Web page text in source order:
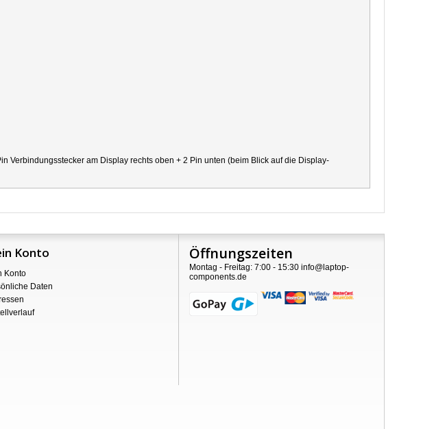
Verbindungsstecker am Display rechts oben + 2 Pin unten (beim Blick auf die Display-
Konto
Konto
Daten
Öffnungszeiten
Montag - Freitag: 7:00 - 15:30 info@laptop-
components.de